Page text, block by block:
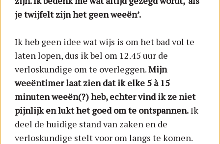
je twijfelt zijn het geen weeën’.
Ik heb geen idee wat wijs is om het bad vol te
laten lopen, dus ik bel om 12.45 uur de
verloskundige om te overleggen.Mijn
weeëntimer laat zien dat ik elke 5 à 15
minuten weeën(?) heb, echter vind ik ze niet
pijnlijk en lukt het goed om te ontspannen.Ik
deel de huidige stand van zaken en de
verloskundige stelt voor om langs te komen.